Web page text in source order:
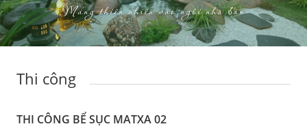
Mang thiên nhiên vào ngôi nhà bạn
Thi công
THI CÔNG BỂ SỤC MATXA 02